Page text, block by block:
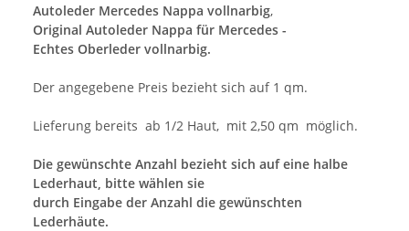
Autoleder Mercedes Nappa vollnarbig,
Original Autoleder Nappa für Mercedes -
Echtes Oberleder vollnarbig.
Der angegebene Preis bezieht sich auf 1 qm.
Lieferung bereits ab 1/2 Haut, mit 2,50 qm möglich.
Die gewünschte Anzahl bezieht sich auf eine halbe
Lederhaut, bitte wählen sie
durch Eingabe der Anzahl die gewünschten
Lederhäute.